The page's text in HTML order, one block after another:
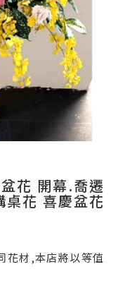
花 開幕.喬遷
桌花 喜慶盆花
花材,本店將以等值